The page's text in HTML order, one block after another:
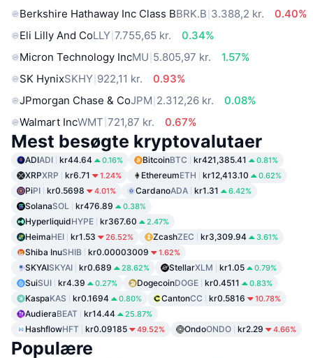
Berkshire Hathaway Inc Class BBRK.B 3.388,2 kr.
0.40%
Eli Lilly And CoLLY 7.755,65 kr.
0.34%
Micron Technology IncMU 5.805,97 kr.
1.57%
SK HynixSKHY 922,11 kr.
0.93%
JPmorgan Chase & CoJPM 2.312,26 kr.
0.08%
Walmart IncWMT 721,87 kr. 0.67%
Mest besøgte kryptovalutaer
ADIADI kr44.64 0.16% BitcoinBTC kr421,385.41 0.81%
XRPXRP kr6.71 1.24% EthereumETH kr12,413.10 0.62%
PiPI kr0.5698 4.01% CardanoADA kr1.31 6.42%
SolanaSOL kr476.89 0.38%
HyperliquidHYPE kr367.60 2.47%
HeimaHEI kr1.53 26.52% ZcashZEC kr3,309.94 3.61%
Shiba InuSHIB kr0.00003009 1.62%
SKYAISKYAI kr0.689 28.62% StellarXLM kr1.05 0.79%
SuiSUI kr4.39 0.27% DogecoinDOGE kr0.4511 0.83%
KaspaKAS kr0.1694 0.80% CantonCC kr0.5816 10.78%
AudieraBEAT kr14.44 25.87%
HashflowHFT kr0.09185 49.52% OndoONDO kr2.29 4.66%
Populære